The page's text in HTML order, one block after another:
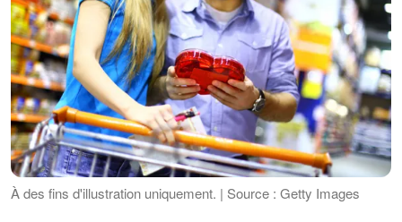
À des fins d'illustration uniquement. | Source : Getty Images